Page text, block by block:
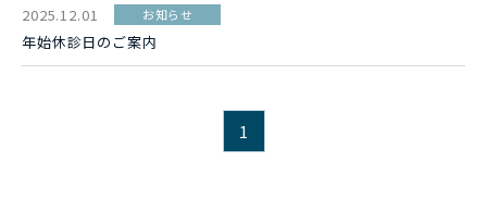
2025.12.01 お知らせ
年始休診日のご案内
1